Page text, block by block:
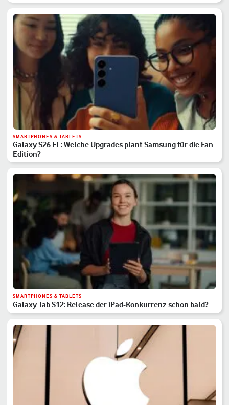
SMARTPHONES & TABLETS
Galaxy S26 FE: Welche Upgrades plant Samsung für die Fan
Edition?
SMARTPHONES & TABLETS
Galaxy Tab S12: Release der iPad-Konkurrenz schon bald?